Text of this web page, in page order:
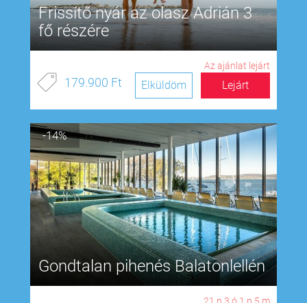
Frissítő nyár az olasz Adrián 3
fő részére
Az ajánlat lejárt
179.900 Ft Lejárt
Elküldöm
-14%
Gondtalan pihenés Balatonlellén
21 n 3 ó 1 p 4 m